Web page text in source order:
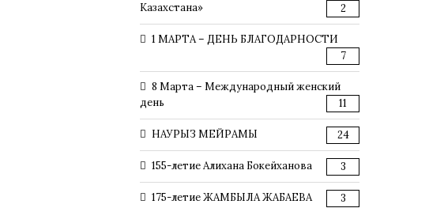
Казахстана»
2
1 МАРТА – ДЕНЬ БЛАГОДАРНОСТИ
7
8 Марта – Международный женский
день
11
НАУРЫЗ МЕЙРАМЫ 24
155-летие Алихана Бокейханова 3
175-летие ЖАМБЫЛА ЖАБАЕВА 3